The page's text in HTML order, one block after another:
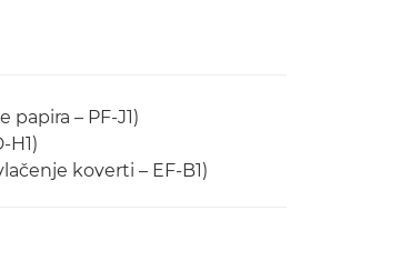
– PF-J1)
H1)
koverti – EF-B1)